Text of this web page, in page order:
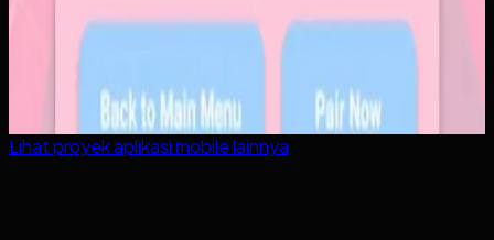
Lihat proyekaplikasi mobilelainnya